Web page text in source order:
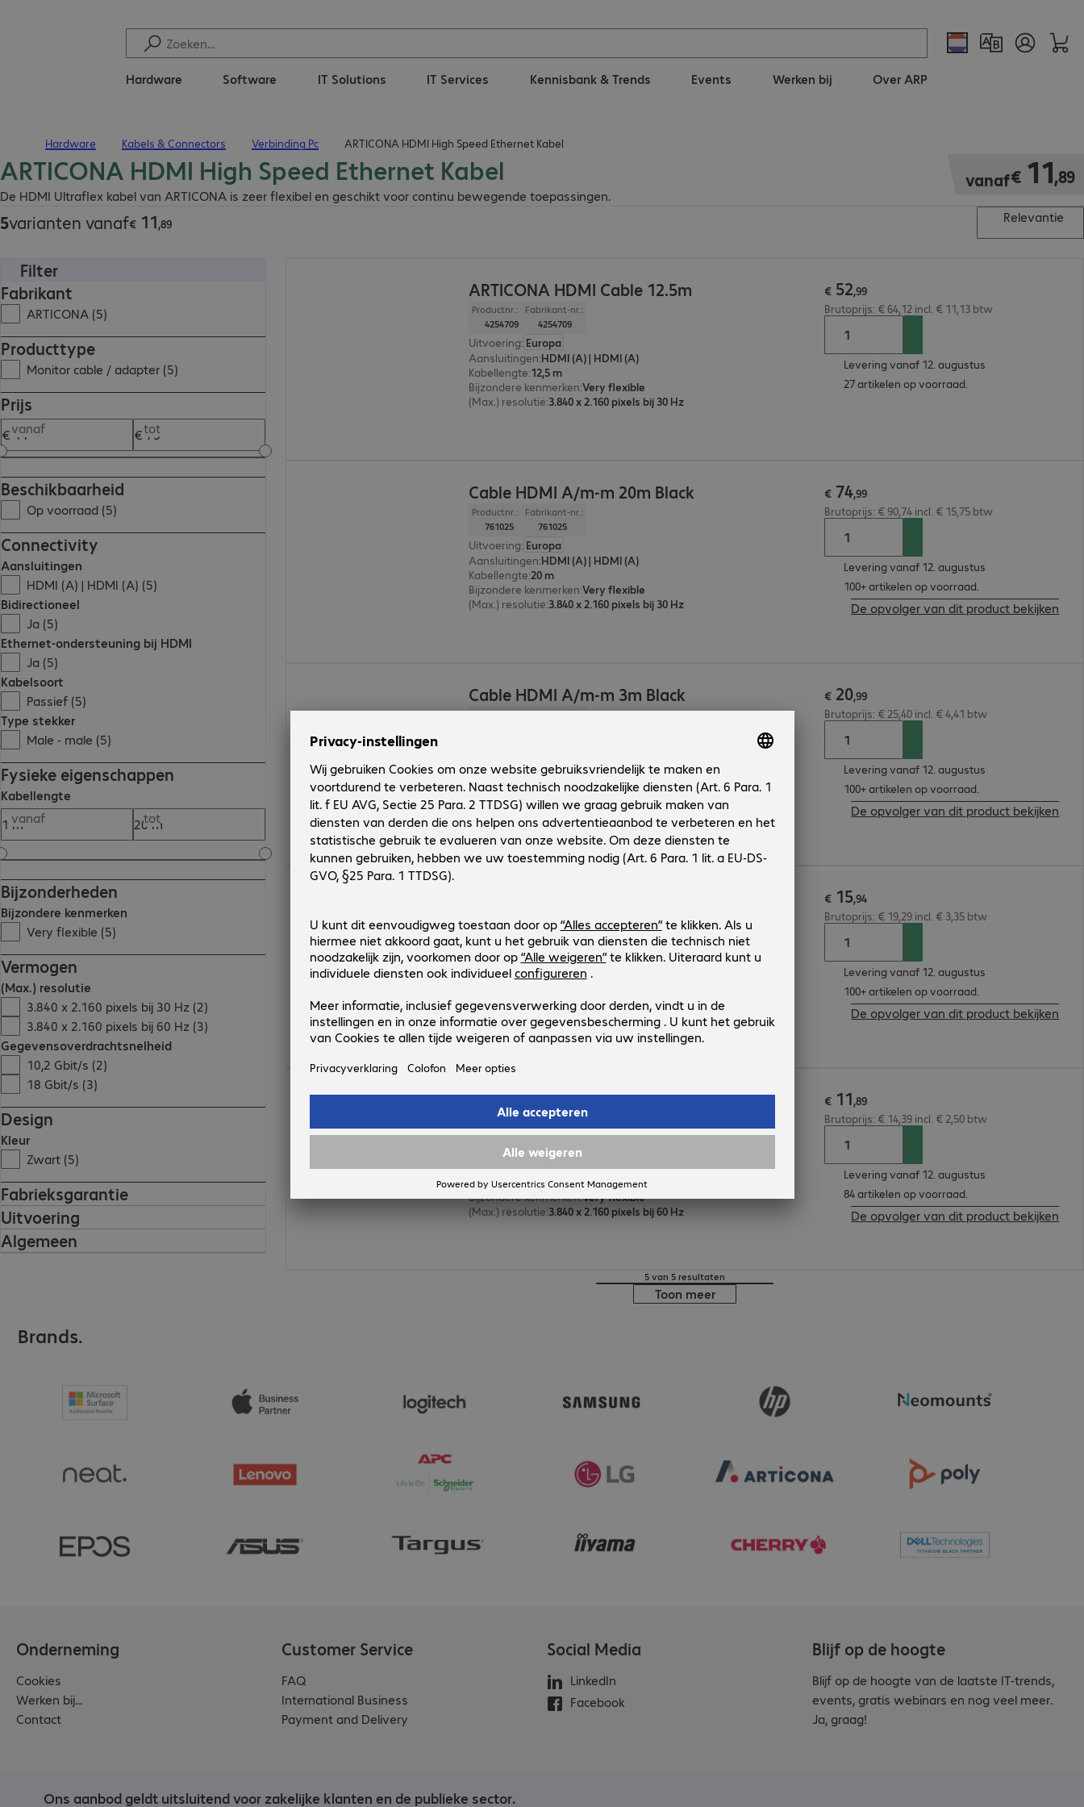
Hardware Software IT Solutions IT Services Kennisbank & Trends Events Werken bij Over ARP
Hardware Kabels & Connectors Verbinding Pc ARTICONA HDMI High Speed Ethernet Kabel
ARTICONA HDMI High Speed Ethernet Kabel
De HDMI Ultraflex kabel van ARTICONA is zeer flexibel en geschikt voor continu bewegende toepassingen.
vanaf€ 11,89
€ 11,89
5varianten vanaf€ 11,89
€ 11,89
Relevantie
Filter
Fabrikant
ARTICONA (5)
Producttype
Monitor cable / adapter (5)
Prijs
vanaf tot
Beschikbaarheid
Op voorraad (5)
Connectivity
Aansluitingen
HDMI (A) | HDMI (A) (5)
Bidirectioneel
Ja (5)
Ethernet-ondersteuning bij HDMI
Ja (5)
Kabelsoort
Passief (5)
Type stekker
Male - male (5)
Fysieke eigenschappen
Kabellengte
vanaf
tot
Bijzonderheden
Bijzondere kenmerken
Very flexible (5)
Vermogen
(Max.) resolutie
3.840 x 2.160 pixels bij 30 Hz (2)
3.840 x 2.160 pixels bij 60 Hz (3)
Gegevensoverdrachtsnelheid
10,2 Gbit/s (2)
18 Gbit/s (3)
Design
Kleur
Zwart (5)
Fabrieksgarantie
Uitvoering
Algemeen
ARTICONA HDMI Cable 12.5m
Productnr.:
4254709
Fabrikant-nr.:
4254709
Uitvoering: Europa
Aansluitingen:HDMI (A) | HDMI (A)
Kabellengte:12,5 m
Bijzondere kenmerken:Very flexible
(Max.) resolutie:3.840 x 2.160 pixels bij 30 Hz
€ 52,99
Brutoprijs: € 64,12 incl. € 11,13 btw
Levering vanaf 12. augustus
27 artikelen op voorraad.
Cable HDMI A/m-m 20m Black
Productnr.:
761025
Fabrikant-nr.:
761025
Uitvoering: Europa
Aansluitingen:HDMI (A) | HDMI (A)
Kabellengte:20 m
Bijzondere kenmerken:Very flexible
(Max.) resolutie:3.840 x 2.160 pixels bij 30 Hz
€ 74,99
Brutoprijs: € 90,74 incl. € 15,75 btw
Levering vanaf 12. augustus
100+ artikelen op voorraad.
De opvolger van dit product bekijken
Cable HDMI A/m-m 3m Black
Productnr.: Fabrikant-nr.:
Aansluitingen
HDMI (A) | HDMI (A)
Kabellengte:3 m
Bijzondere kenmerken:Very flexible
(Max.) resolutie:3.840 x 2.160 pixels bij 60 Hz
€ 20,99
Brutoprijs: € 25,40 incl. € 4,41 btw
Levering vanaf 12. augustus
100+ artikelen op voorraad.
De opvolger van dit product bekijken
761012
761012
Uitvoering: Europa
Aansluitingen:HDMI (A) | HDMI (A)
Kabellengte:2 m
(Max.) resolutie:3.840 x 2.160 pixels bij 60 Hz
€ 15,94
€ 15,94
Brutoprijs: € 19,29 incl. € 3,35 btw
Levering vanaf 12. augustus
100+ artikelen op voorraad.
De opvolger van dit product bekijken
Cable HDMI A/m-m 1m Black
Productnr.:
761007
Fabrikant-nr.:
761007
Uitvoering: Europa
Aansluitingen:HDMI (A) | HDMI (A)
Kabellengte:1 m
Bijzondere kenmerken:Very flexible
(Max.) resolutie:3.840 x 2.160 pixels bij 60 Hz
€ 11,89
€ 11,89
Brutoprijs: € 14,39 incl. € 2,50 btw
Levering vanaf 12. augustus
84 artikelen op voorraad.
De opvolger van dit product bekijken
5 van 5 resultaten
Toon meer
Brands.
Onderneming
Cookies
Werken bij...
Contact
Customer Service
FAQ
International Business
Payment and Delivery
Social Media
LinkedIn
Facebook
Blijf op de hoogte
Blijf op de hoogte van de laatste IT-trends,
events, gratis webinars en nog veel meer.
Ja, graag!
Ons aanbod geldt uitsluitend voor zakelijke klanten en de publieke sector.